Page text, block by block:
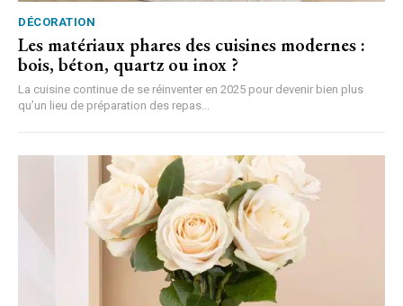
DÉCORATION
Les matériaux phares des cuisines modernes :
bois, béton, quartz ou inox ?
La cuisine continue de se réinventer en 2025 pour devenir bien plus
qu’un lieu de préparation des repas...